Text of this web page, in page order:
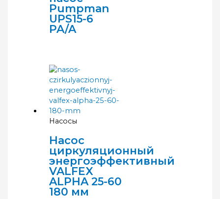
Pumpman
UPS15-6
PA/A
Насосы
Насос
циркуляционный
энергоэффективный
VALFEX
ALPHA 25-60
180 мм